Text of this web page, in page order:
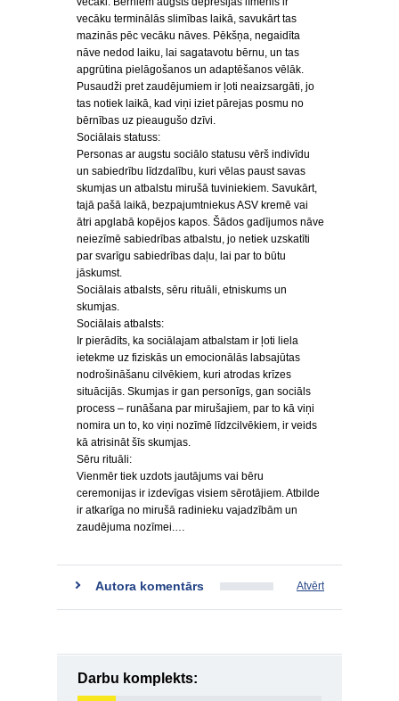
vecāku terminālās slimības laikā, savukārt tas
mazinās pēc vecāku nāves. Pēkšņa, negaidīta
nāve nedod laiku, lai sagatavotu bērnu, un tas
apgrūtina pielāgošanos un adaptēšanos vēlāk.
Pusaudži pret zaudējumiem ir ļoti neaizsargāti, jo
tas notiek laikā, kad viņi iziet pārejas posmu no
bērnības uz pieaugušo dzīvi.
Sociālais statuss:
Personas ar augstu sociālo statusu vērš indivīdu
un sabiedrību līdzdalību, kuri vēlas paust savas
skumjas un atbalstu mirušā tuviniekiem. Savukārt,
tajā pašā laikā, bezpajumtniekus ASV kremē vai
ātri apglabā kopējos kapos. Šādos gadījumos nāve
neiezīmē sabiedrības atbalstu, jo netiek uzskatīti
par svarīgu sabiedrības daļu, lai par to būtu
jāskumst.
Sociālais atbalsts, sēru rituāli, etniskums un
skumjas.
Sociālais atbalsts:
Ir pierādīts, ka sociālajam atbalstam ir ļoti liela
ietekme uz fiziskās un emocionālās labsajūtas
nodrošināšanu cilvēkiem, kuri atrodas krīzes
situācijās. Skumjas ir gan personīgs, gan sociāls
process – runāšana par mirušajiem, par to kā viņi
nomira un to, ko viņi nozīmē līdzcilvēkiem, ir veids
kā atrisināt šīs skumjas.
Sēru rituāli:
Vienmēr tiek uzdots jautājums vai bēru
ceremonijas ir izdevīgas visiem sērotājiem. Atbilde
ir atkarīga no mirušā radinieku vajadzībām un
zaudējuma nozīmei.…
Autora komentārs Atvērt
Darbu komplekts: